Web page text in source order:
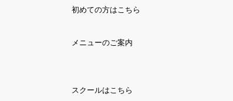
初めての方はこちら
メニューのご案内
スクールはこちら